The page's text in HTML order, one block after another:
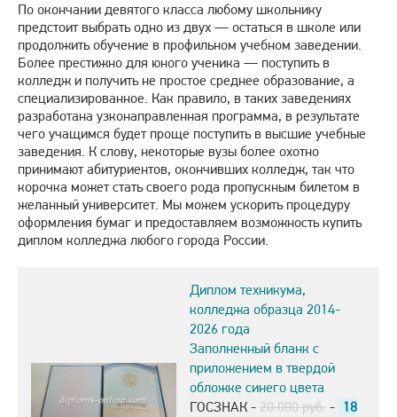
По окончании девятого класса любому школьнику
предстоит выбрать одно из двух — остаться в школе или
продолжить обучение в профильном учебном заведении.
Более престижно для юного ученика — поступить в
колледж и получить не простое среднее образование, а
специализированное. Как правило, в таких заведениях
разработана узконаправленная программа, в результате
чего учащимся будет проще поступить в высшие учебные
заведения. К слову, некоторые вузы более охотно
принимают абитуриентов, окончивших колледж, так что
корочка может стать своего рода пропускным билетом в
желанный университет. Мы можем ускорить процедуру
оформления бумаг и предоставляем возможность купить
диплом колледжа любого города России.
Диплом техникума,
колледжа образца 2014-
2026 года
Заполненный бланк с
приложением в твердой
обложке синего цвета
ГОСЗНАК - 20.000 руб. - 18